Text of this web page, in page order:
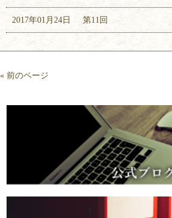
2017年01月24日 第11回
« 前のページ